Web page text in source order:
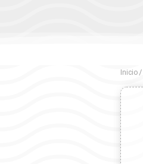
Inicio/